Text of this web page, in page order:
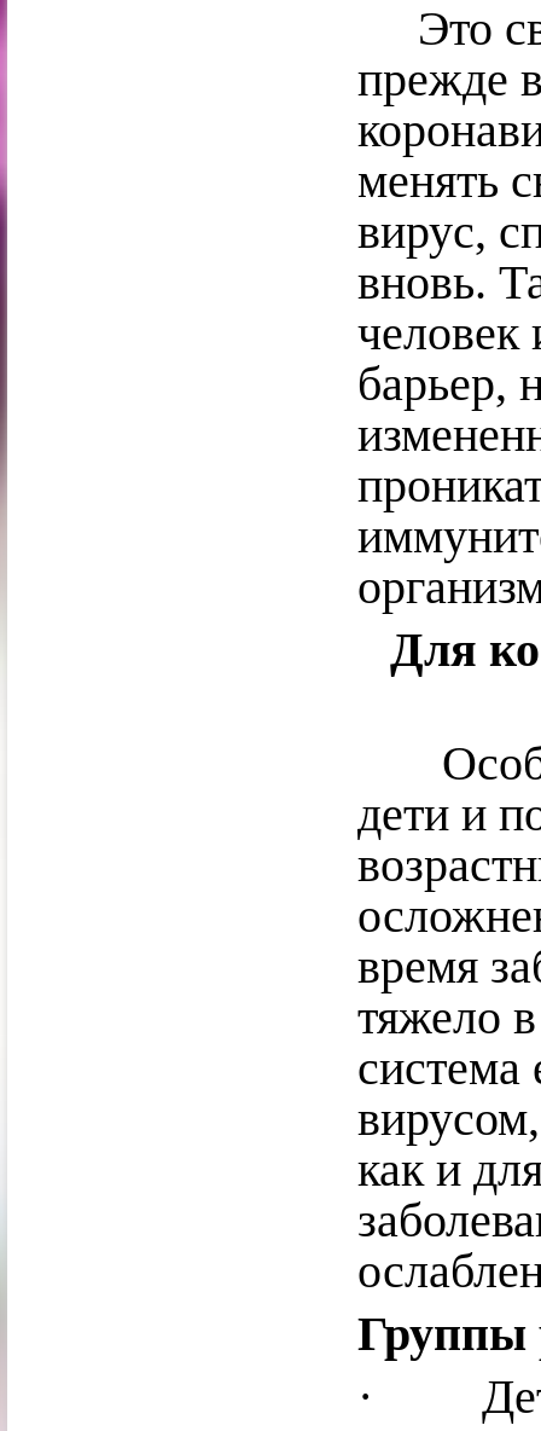
Это
прежде
менять
вирус,
вновь.
барьер,
Для
Особо
дети и
время
тяжело
система
как и
Группы
·